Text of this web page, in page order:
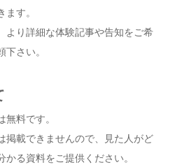
す。
より詳細な体験記事や告知をご希
さい。
料です。
掲載できませんので、見た人がど
る資料をご提供ください。